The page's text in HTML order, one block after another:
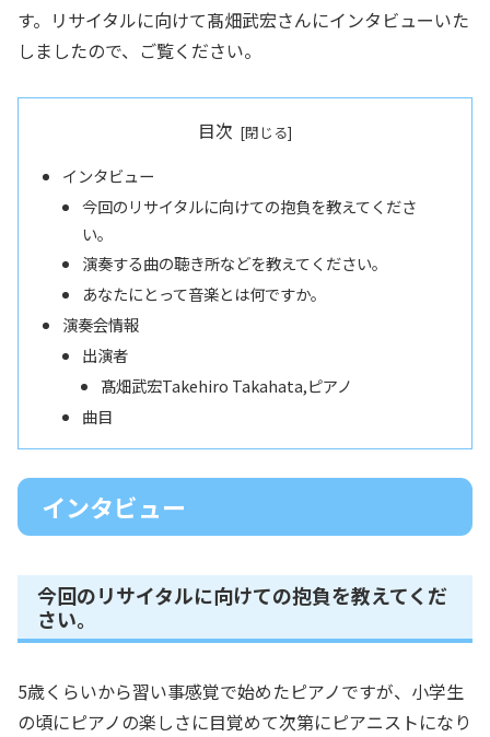
す。リサイタルに向けて髙畑武宏さんにインタビューいた
しましたので、ご覧ください。
目次
インタビュー
今回のリサイタルに向けての抱負を教えてくださ
い。
演奏する曲の聴き所などを教えてください。
あなたにとって音楽とは何ですか。
演奏会情報
出演者
髙畑武宏Takehiro Takahata,ピアノ
曲目
インタビュー
今回のリサイタルに向けての抱負を教えてくだ
さい。
5歳くらいから習い事感覚で始めたピアノですが、小学生
の頃にピアノの楽しさに目覚めて次第にピアニストになり